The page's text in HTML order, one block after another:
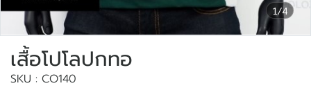
1/4
เสื้อโปโลปกทอ
SKU : CO140